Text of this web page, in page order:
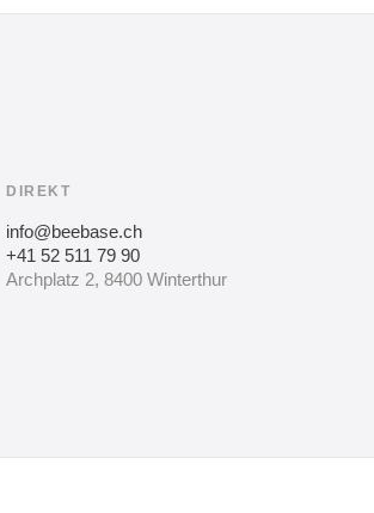
DIREKT
info@beebase.ch
+41 52 511 79 90
Archplatz 2, 8400 Winterthur